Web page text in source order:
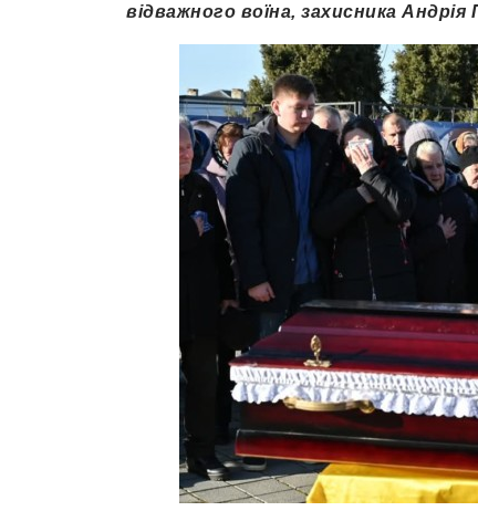
відважного воїна, захисника Андрія